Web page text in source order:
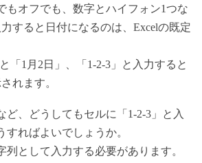
もオフでも、数字とハイフォン1つな
すると日付になるのは、Excelの既定
「1月2日」、「1-2-3」と入力すると
れます。
ど、どうしてもセルに「1-2-3」と入
すればよいでしょうか。
列として入力する必要があります。